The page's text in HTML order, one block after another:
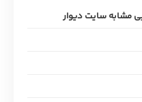
مشابه سایت دیوار